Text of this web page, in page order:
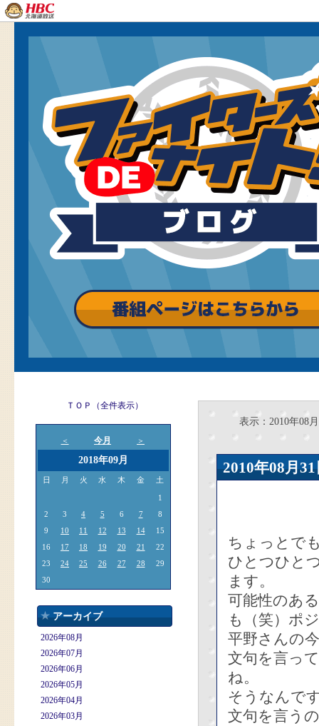
ＴＯＰ（全件表示）
＜ 今月 ＞
2018年09月
日 月 火 水 木 金 土
1
2
3 4 5 6 7
8
9
10 11 12 13 14
15
16
17 18 19 20 21
22
23
24 25 26 27 28
29
30
アーカイブ
2026年08月
2026年07月
2026年06月
2026年05月
2026年04月
2026年03月
表示：2010年08月
2010年08
ちょっとで
ひとつひと
ます。
可能性のあ
も（笑）ポ
平野さんの
文句を言っ
ね。
そうなんで
文句を言う